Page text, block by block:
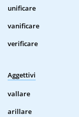
unificare
vanificare
verificare
Aggettivi
vallare
arillare